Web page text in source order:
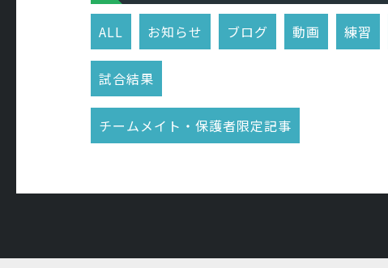
ALL お知らせ ブログ 動画 練習
試合結果
チームメイト・保護者限定記事